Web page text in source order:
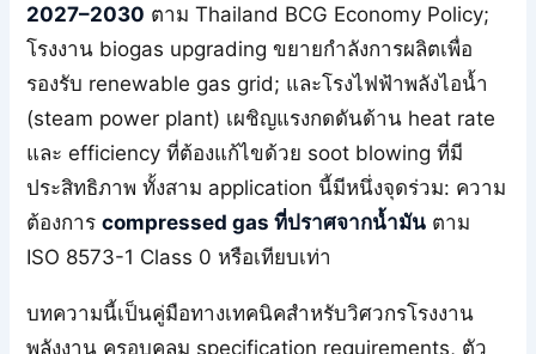
2027–2030 ตาม Thailand BCG Economy Policy;
โรงงาน biogas upgrading ขยายกำลังการผลิตเพื่อ
รองรับ renewable gas grid; และโรงไฟฟ้าพลังไอน้ำ
(steam power plant) เผชิญแรงกดดันด้าน heat rate
และ efficiency ที่ต้องแก้ไขด้วย soot blowing ที่มี
ประสิทธิภาพ ทั้งสาม application นี้มีหนึ่งจุดร่วม: ความ
ต้องการcompressed gas ที่ปราศจากน้ำมัน ตาม
ISO 8573-1 Class 0 หรือเทียบเท่า
บทความนี้เป็นคู่มือทางเทคนิคสำหรับวิศวกรโรงงาน
พลังงาน ครอบคลุม specification requirements, ตัว